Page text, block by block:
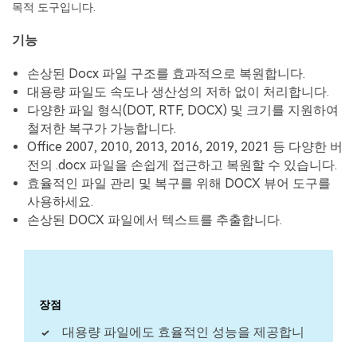
목적 도구입니다.
기능
손상된 Docx 파일 구조를 효과적으로 복원합니다.
대용량 파일도 속도나 생산성의 저하 없이 처리합니다.
다양한 파일 형식(DOT, RTF, DOCX) 및 크기를 지원하여
철저한 복구가 가능합니다.
Office 2007, 2010, 2013, 2016, 2019, 2021 등 다양한 버
전의 .docx 파일을 손쉽게 접근하고 복원할 수 있습니다.
효율적인 파일 관리 및 복구를 위해 DOCX 뷰어 도구를
사용하세요.
손상된 DOCX 파일에서 텍스트를 추출합니다.
장점
대용량 파일에도 효율적인 성능을 제공합니